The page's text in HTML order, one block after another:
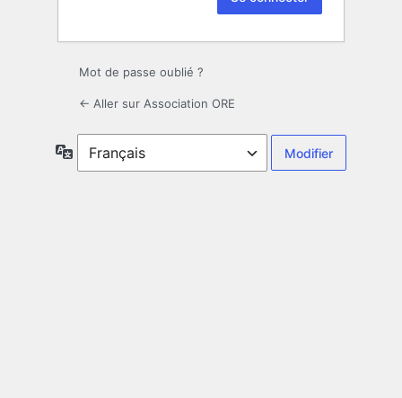
Mot de passe oublié ?
← Aller sur Association ORE
Langue